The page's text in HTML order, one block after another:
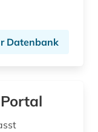
Datenbank